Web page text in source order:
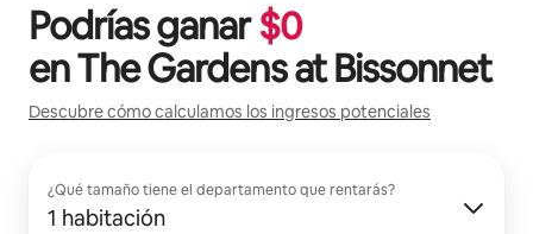
Podrías ganar$0
enThe Gardens at Bissonnet
Descubre cómo calculamos los ingresos potenciales
¿Qué tamaño tiene el departamento que rentarás?
1 habitación